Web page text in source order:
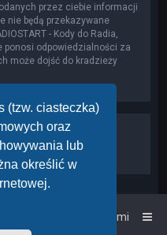
(tzw. ciasteczka)
oraz
lub
określić w
przez ciebie informacji
nie będą przekazywane
- Kody do Radia,
ponosi odpowiedzialności za
może dojść do kradzieży
Kontakt z nami